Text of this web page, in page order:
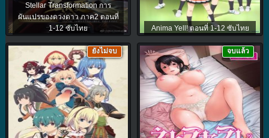
Stellar Transformation การ
ผันแปรของดวงดาว ภาค2 ตอนที่
1-12 ซับไทย
Anima Yell! ตอนที่ 1-12 ซับไทย
ยังไม่จบ จบแล้ว